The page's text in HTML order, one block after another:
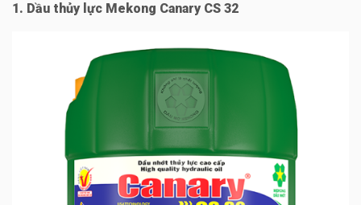
1. Dầu thủy lực Mekong Canary CS 32